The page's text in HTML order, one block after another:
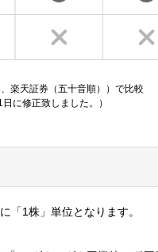
楽天証券（五十音順））で比較
に修正致しました。）
「1株」単位となります。